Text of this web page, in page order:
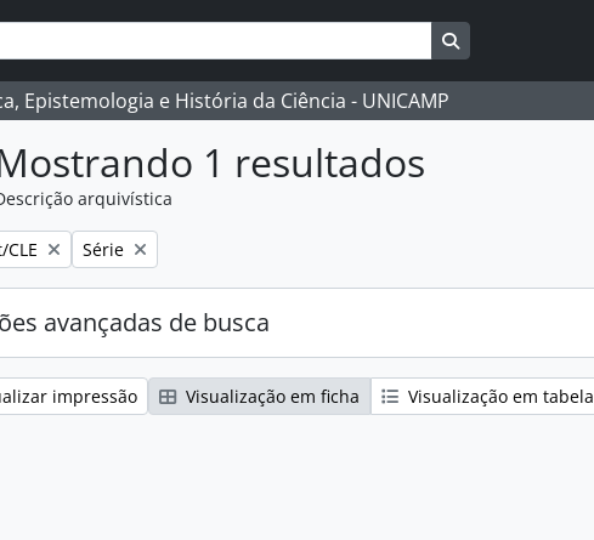
Epistemologia e História da Ciência - UNICAMP
1 resultados
arquivística
filtro: Remover filtro:
Série
avançadas de busca
impressão Visualização em ficha Visualização em tabela